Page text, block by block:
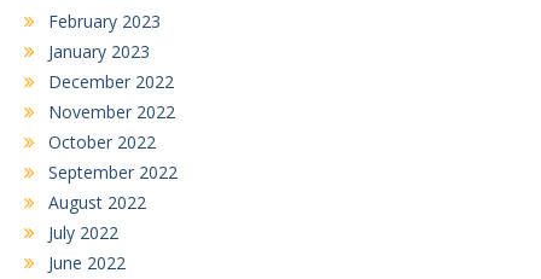
February 2023
January 2023
December 2022
November 2022
October 2022
September 2022
August 2022
July 2022
June 2022